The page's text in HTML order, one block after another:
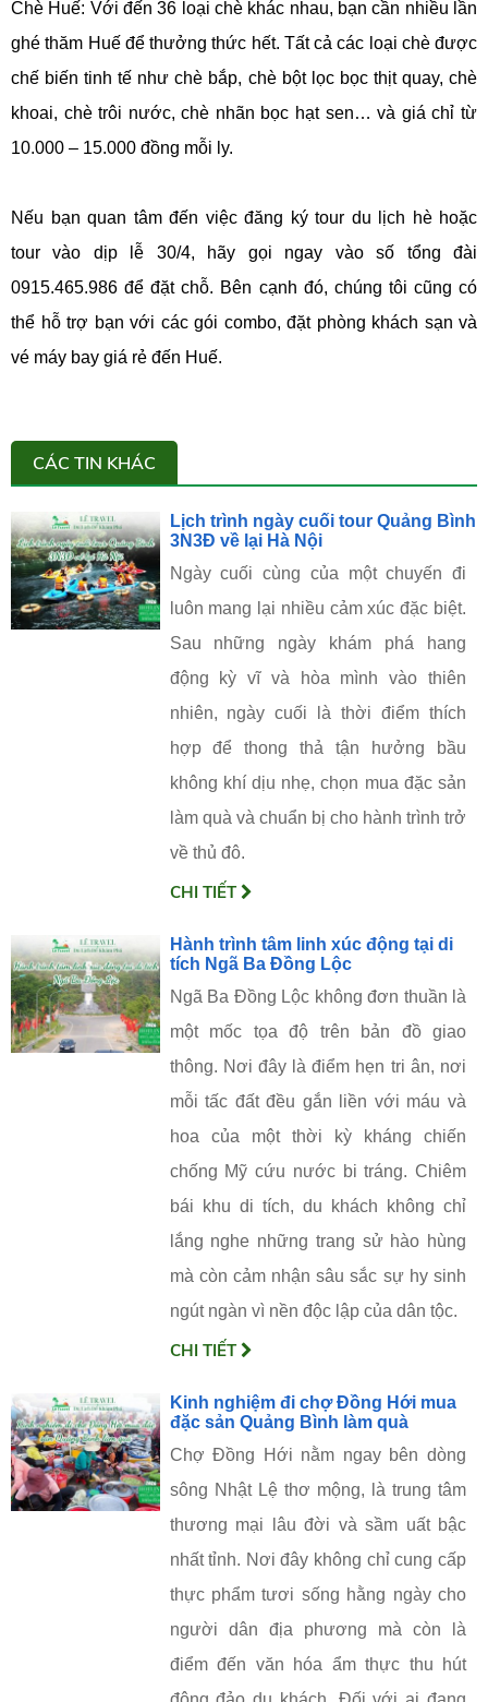
Chè Huế: Với đến 36 loại chè khác nhau, bạn cần nhiều lần
ghé thăm Huế để thưởng thức hết. Tất cả các loại chè được
chế biến tinh tế như chè bắp, chè bột lọc bọc thịt quay, chè
khoai, chè trôi nước, chè nhãn bọc hạt sen… và giá chỉ từ
10.000 – 15.000 đồng mỗi ly.
Nếu bạn quan tâm đến việc đăng ký tour du lịch hè hoặc
tour vào dịp lễ 30/4, hãy gọi ngay vào số tổng đài
0915.465.986 để đặt chỗ. Bên cạnh đó, chúng tôi cũng có
thể hỗ trợ bạn với các gói combo, đặt phòng khách sạn và
vé máy bay giá rẻ đến Huế.
CÁC TIN KHÁC
Lịch trình ngày cuối tour Quảng Bình
3N3Đ về lại Hà Nội
Ngày cuối cùng của một chuyến đi
luôn mang lại nhiều cảm xúc đặc biệt.
Sau những ngày khám phá hang
động kỳ vĩ và hòa mình vào thiên
nhiên, ngày cuối là thời điểm thích
hợp để thong thả tận hưởng bầu
không khí dịu nhẹ, chọn mua đặc sản
làm quà và chuẩn bị cho hành trình trở
về thủ đô.
CHI TIẾT
Hành trình tâm linh xúc động tại di
tích Ngã Ba Đồng Lộc
Ngã Ba Đồng Lộc không đơn thuần là
một mốc tọa độ trên bản đồ giao
thông. Nơi đây là điểm hẹn tri ân, nơi
mỗi tấc đất đều gắn liền với máu và
hoa của một thời kỳ kháng chiến
chống Mỹ cứu nước bi tráng. Chiêm
bái khu di tích, du khách không chỉ
lắng nghe những trang sử hào hùng
mà còn cảm nhận sâu sắc sự hy sinh
ngút ngàn vì nền độc lập của dân tộc.
CHI TIẾT
Kinh nghiệm đi chợ Đồng Hới mua
đặc sản Quảng Bình làm quà
Chợ Đồng Hới nằm ngay bên dòng
sông Nhật Lệ thơ mộng, là trung tâm
thương mại lâu đời và sầm uất bậc
nhất tỉnh. Nơi đây không chỉ cung cấp
thực phẩm tươi sống hằng ngày cho
người dân địa phương mà còn là
điểm đến văn hóa ẩm thực thu hút